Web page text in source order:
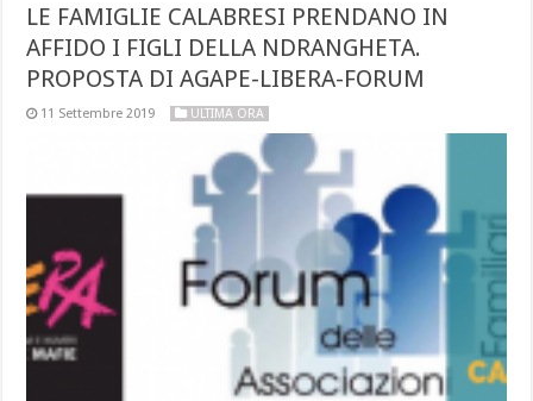
LE FAMIGLIE CALABRESI PRENDANO IN
AFFIDO I FIGLI DELLA NDRANGHETA.
PROPOSTA DI AGAPE-LIBERA-FORUM
11 Settembre 2019 ULTIMA ORA